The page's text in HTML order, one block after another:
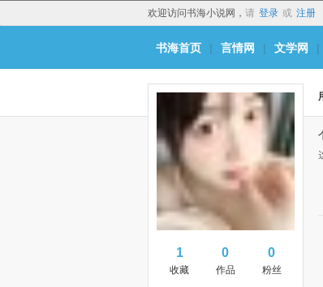
欢迎访问书海小说网， 请 登录 或 注册
书海首页 | 言情网 | 文学网 |
1
收藏
0
作品
0
粉丝